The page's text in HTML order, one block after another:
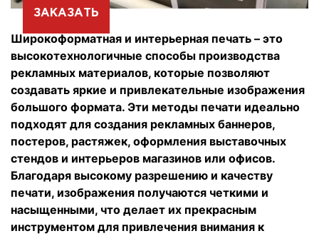
ЗАКАЗАТЬ
Широкоформатная и интерьерная печать – это
высокотехнологичные способы производства
рекламных материалов, которые позволяют
создавать яркие и привлекательные изображения
большого формата. Эти методы печати идеально
подходят для создания рекламных баннеров,
постеров, растяжек, оформления выставочных
стендов и интерьеров магазинов или офисов.
Благодаря высокому разрешению и качеству
печати, изображения получаются четкими и
насыщенными, что делает их прекрасным
инструментом для привлечения внимания к